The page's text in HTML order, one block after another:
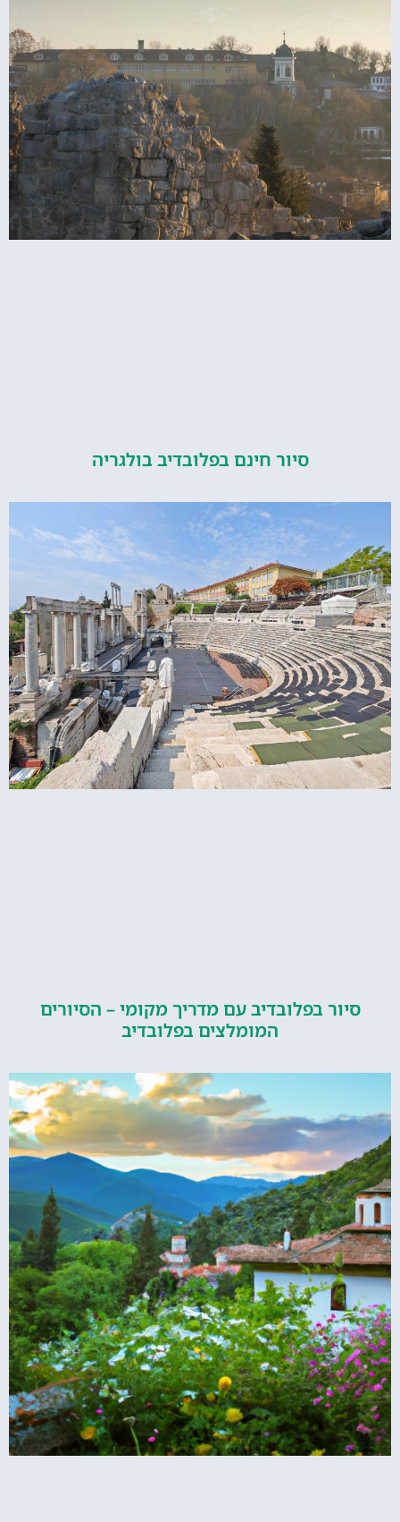
סיור חינם בפלובדיב בולגריה
סיור בפלובדיב עם מדריך מקומי – הסיורים
המומלצים בפלובדיב